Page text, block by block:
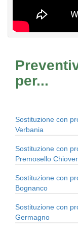
per...
Sostituzione con
Verbania
Sostituzione con
Premosello
Sostituzione con
Bognanco
Sostituzione con
Germagno